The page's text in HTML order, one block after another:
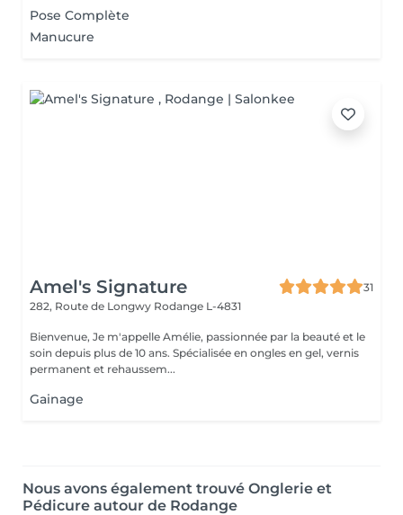
Pose Complète
Manucure
Amel's Signature
31
282, Route de Longwy Rodange L-4831
Bienvenue, Je m'appelle Amélie, passionnée par la beauté et le
soin depuis plus de 10 ans. Spécialisée en ongles en gel, vernis
permanent et rehaussem...
Gainage
Nous avons également trouvé Onglerie et
Pédicure autour de Rodange